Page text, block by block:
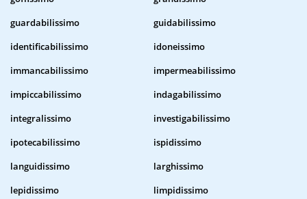
guardabilissimo
guidabilissimo
identificabilissimo
idoneissimo
immancabilissimo
impermeabilissimo
impiccabilissimo
indagabilissimo
integralissimo
investigabilissimo
ipotecabilissimo
ispidissimo
languidissimo
larghissimo
lepidissimo
limpidissimo